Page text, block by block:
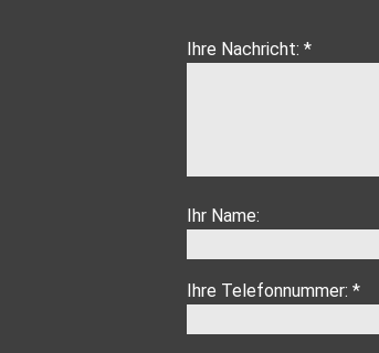
Ihre Nachricht: *
Ihr Name:
Ihre Telefonnummer: *